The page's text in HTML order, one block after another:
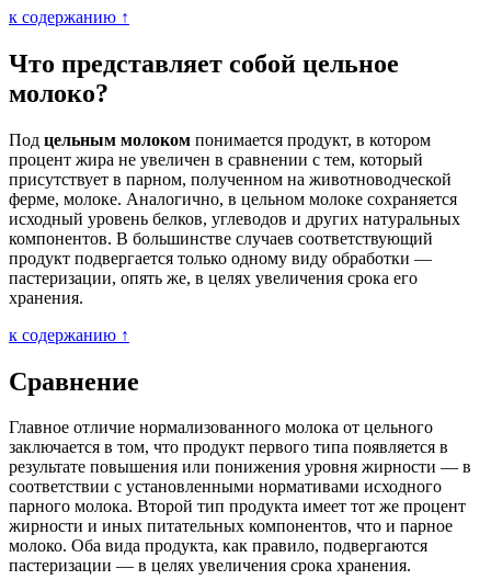
к содержанию ↑
Что представляет собой цельное
молоко?
Под цельным молоком понимается продукт, в котором
процент жира не увеличен в сравнении с тем, который
присутствует в парном, полученном на животноводческой
ферме, молоке. Аналогично, в цельном молоке сохраняется
исходный уровень белков, углеводов и других натуральных
компонентов. В большинстве случаев соответствующий
продукт подвергается только одному виду обработки —
пастеризации, опять же, в целях увеличения срока его
хранения.
к содержанию ↑
Сравнение
Главное отличие нормализованного молока от цельного
заключается в том, что продукт первого типа появляется в
результате повышения или понижения уровня жирности — в
соответствии с установленными нормативами исходного
парного молока. Второй тип продукта имеет тот же процент
жирности и иных питательных компонентов, что и парное
молоко. Оба вида продукта, как правило, подвергаются
пастеризации — в целях увеличения срока хранения.